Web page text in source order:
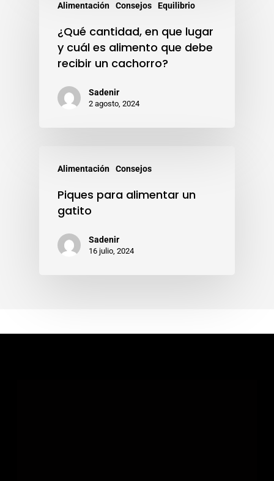
Alimentación Consejos Equilibrio
¿Qué cantidad, en que lugar
y cuál es alimento que debe
recibir un cachorro?
Sadenir
2 agosto, 2024
Alimentación Consejos
Piques para alimentar un
gatito
Sadenir
16 julio, 2024